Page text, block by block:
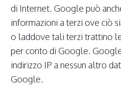
di Internet. Google può
informazioni a terzi ove ciò
o laddove tali terzi trattino
per conto di Google.
indirizzo IP a nessun altro
Google.